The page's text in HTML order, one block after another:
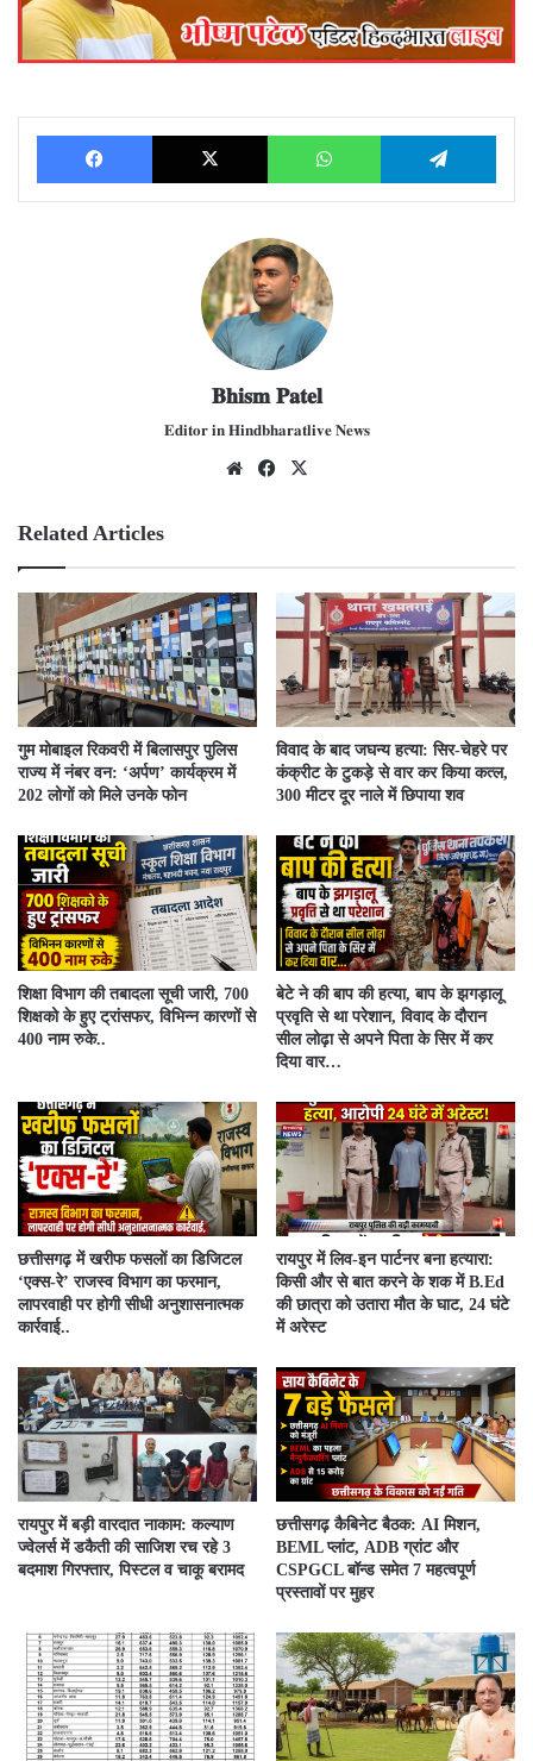
Facebook X WhatsApp
𝐁𝐡𝐢𝐬𝐦 𝐏𝐚𝐭𝐞𝐥
𝐄𝐝𝐢𝐭𝐨𝐫 𝐢𝐧 𝐇𝐢𝐧𝐝𝐛𝐡𝐚𝐫𝐚𝐭𝐥𝐢𝐯𝐞 𝐍𝐞𝐰𝐬
We
Fac
Related Articles
गुम मोबाइल रिकवरी में बिलासपुर पुलिस
राज्य में नंबर वन: ‘अर्पण’ कार्यक्रम में
202 लोगों को मिले उनके फोन
विवाद के बाद जघन्य हत्या: सिर-चेहरे पर
कंक्रीट के टुकड़े से वार कर किया कत्ल,
300 मीटर दूर नाले में छिपाया शव
शिक्षा विभाग की तबादला सूची जारी, 700
शिक्षको के हुए ट्रांसफर, विभिन्न कारणों से
400 नाम रुके..
बेटे ने की बाप की हत्या, बाप के झगड़ालू
प्रवृति से था परेशान, विवाद के दौरान
सील लोढ़ा से अपने पिता के सिर में कर
दिया वार…
​छत्तीसगढ़ में खरीफ फसलों का डिजिटल
‘एक्स-रे’ राजस्व विभाग का फरमान,
लापरवाही पर होगी सीधी अनुशासनात्मक
कार्रवाई..
रायपुर में लिव-इन पार्टनर बना हत्यारा:
किसी और से बात करने के शक में B.Ed
की छात्रा को उतारा मौत के घाट, 24 घंटे
में अरेस्ट
रायपुर में बड़ी वारदात नाकाम: कल्याण
ज्वेलर्स में डकैती की साजिश रच रहे 3
बदमाश गिरफ्तार, पिस्टल व चाकू बरामद
छत्तीसगढ़ कैबिनेट बैठक: AI मिशन,
BEML प्लांट, ADB ग्रांट और
CSPGCL बॉन्ड समेत 7 महत्वपूर्ण
प्रस्तावों पर मुहर